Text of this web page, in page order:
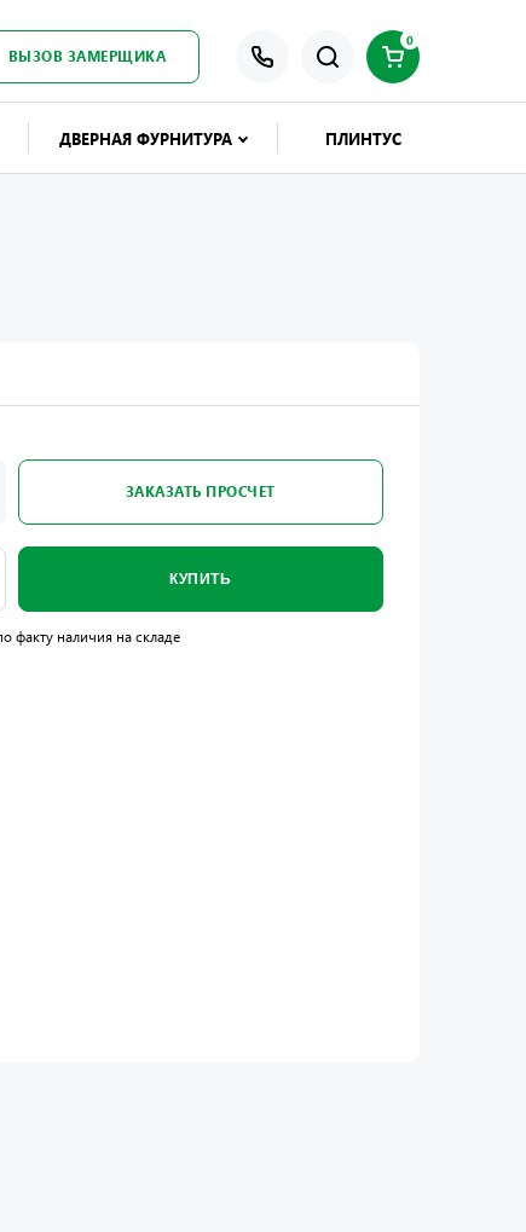
ВЫЗОВ ЗАМЕРЩИКА
0
ДВЕРНАЯ ФУРНИТУРА ПЛИНТУС
ЗАКАЗАТЬ ПРОСЧЕТ
КУПИТЬ
факту наличия на складе